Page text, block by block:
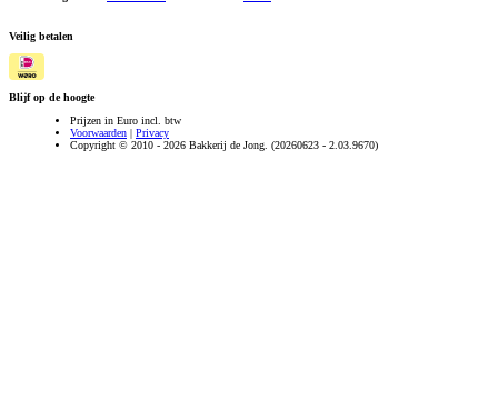
Veilig betalen
Blijf op de hoogte
Prijzen in Euro incl. btw
Voorwaarden | Privacy
Copyright © 2010 - 2026 Bakkerij de Jong. (20260623 - 2.03.9670)